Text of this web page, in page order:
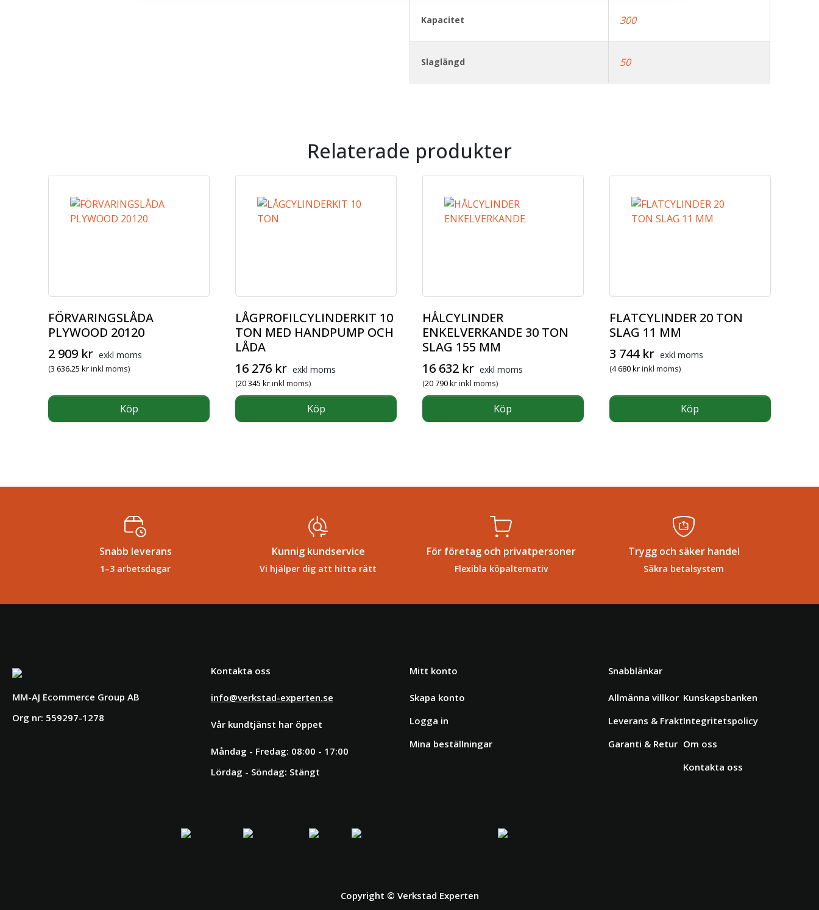
Kapacitet 300
Slaglängd 50
Relaterade produkter
FÖRVARINGSLÅDA
PLYWOOD 20120
2 909 kr exkl moms
(3 636.25krinkl moms)
Köp
LÅGPROFILCYLINDERKIT 10
TON MED HANDPUMP OCH
LÅDA
16 276 kr exkl moms
(20 345krinkl moms)
Köp
HÅLCYLINDER
ENKELVERKANDE 30 TON
SLAG 155 MM
16 632 kr exkl moms
(20 790krinkl moms)
Köp
FLATCYLINDER 20 TON
SLAG 11 MM
3 744 kr exkl moms
(4 680krinkl moms)
Köp
Snabb leverans
1–3 arbetsdagar
Kunnig kundservice
Vi hjälper dig att hitta rätt
För företag och privatpersoner
Flexibla köpalternativ
Trygg och säker handel
Säkra betalsystem
MM-AJ Ecommerce Group AB
Org nr: 559297-1278
Kontakta oss
info@verkstad-experten.se
Vår kundtjänst har öppet
Måndag - Fredag: 08:00 - 17:00
Lördag - Söndag: Stängt
Mitt konto
Skapa konto
Logga in
Mina beställningar
Snabblänkar
Allmänna villkor
Leverans & Frakt
Garanti & Retur
Kunskapsbanken
Integritetspolicy
Om oss
Kontakta oss
Copyright © Verkstad Experten